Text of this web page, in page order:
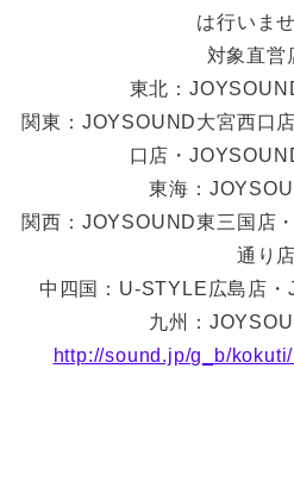
は行いませ
対象直
東北：
関東：JOYSOUND大宮西口
口店・
東海：
関西：JOYSOUND東三国店
通り店
中四国：U-STYLE広島店
九州：
http://sound.jp/g_b/